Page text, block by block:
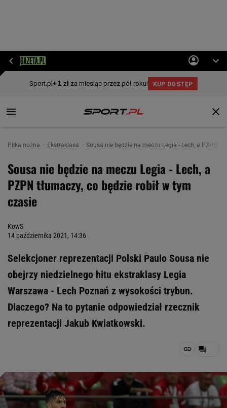
Piłka nożna Ekstraklasa Sousa nie będzie na meczu Legia - Lech, a PZPN
Sousa nie będzie na meczu Legia - Lech, a
PZPN tłumaczy, co będzie robił w tym
czasie
KowS
14 października 2021, 14:36
Selekcjoner reprezentacji Polski Paulo Sousa nie
obejrzy niedzielnego hitu ekstraklasy Legia
Warszawa - Lech Poznań z wysokości trybun.
Dlaczego? Na to pytanie odpowiedział rzecznik
reprezentacji Jakub Kwiatkowski.